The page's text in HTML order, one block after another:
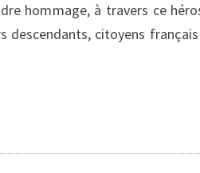
hommage, à travers ce
descendants, citoyens